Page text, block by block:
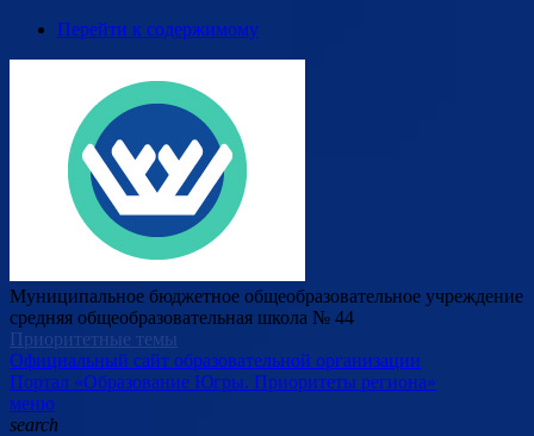
Перейти к содержимому
Муниципальное бюджетное общеобразовательное учреждение
средняя общеобразовательная школа № 44
Приоритетные темы
Официальный сайт образовательной организации
Портал «Образование Югры. Приоритеты региона»
меню
search